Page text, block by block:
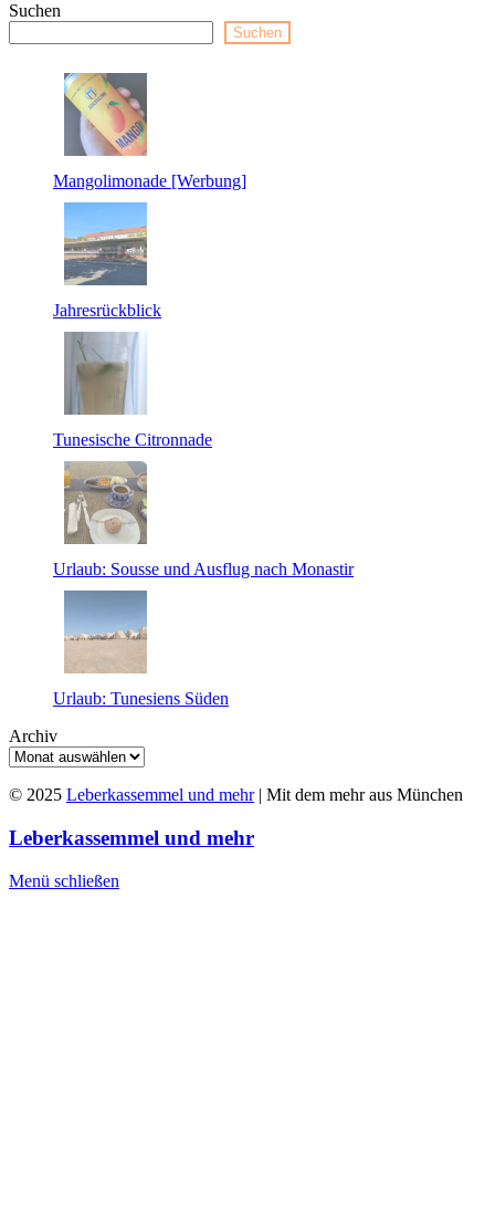
Suchen
Suchen
Mangolimonade [Werbung]
Jahresrückblick
Tunesische Citronnade
Urlaub: Sousse und Ausflug nach Monastir
Urlaub: Tunesiens Süden
Archiv
© 2025 Leberkassemmel und mehr| Mit dem mehr aus München
Leberkassemmel und mehr
Menü schließen